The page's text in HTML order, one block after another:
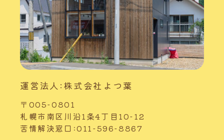
運営法人:株式会社よつ葉
〒005-0801
札幌市南区川沿1条4丁目10-12
苦情解決窓口:011-596-8867